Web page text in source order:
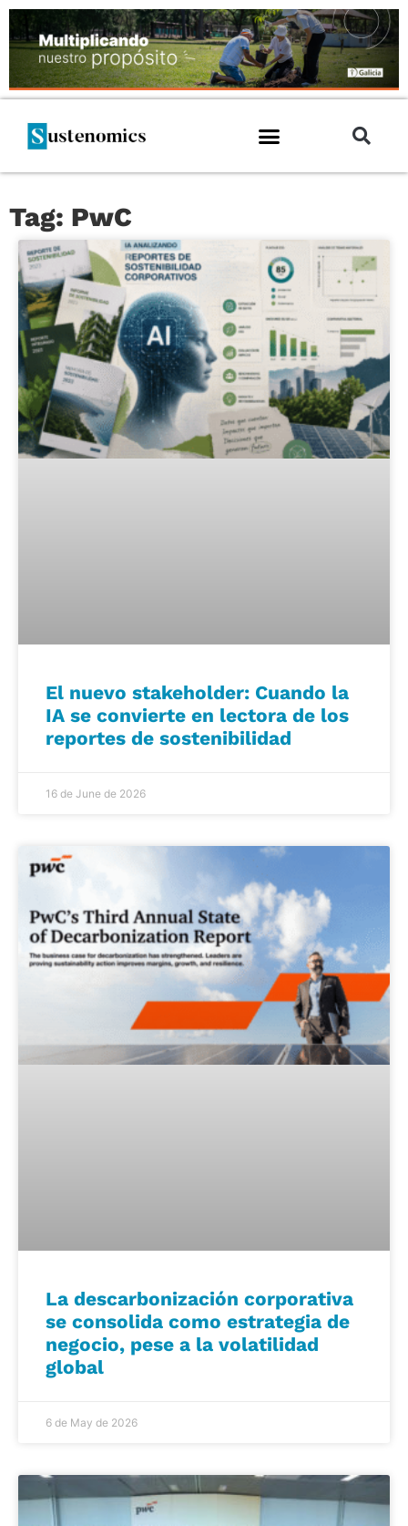
Tag: PwC
El nuevo stakeholder: Cuando la
IA se convierte en lectora de los
reportes de sostenibilidad
16 de June de 2026
La descarbonización corporativa
se consolida como estrategia de
negocio, pese a la volatilidad
global
6 de May de 2026